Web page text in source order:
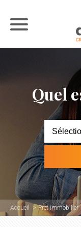
Quel
Accueil Pret immobilier